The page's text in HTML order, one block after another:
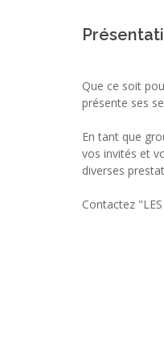
Que ce soit
présente ses
En tant que
vos invités et
diverses
Contactez